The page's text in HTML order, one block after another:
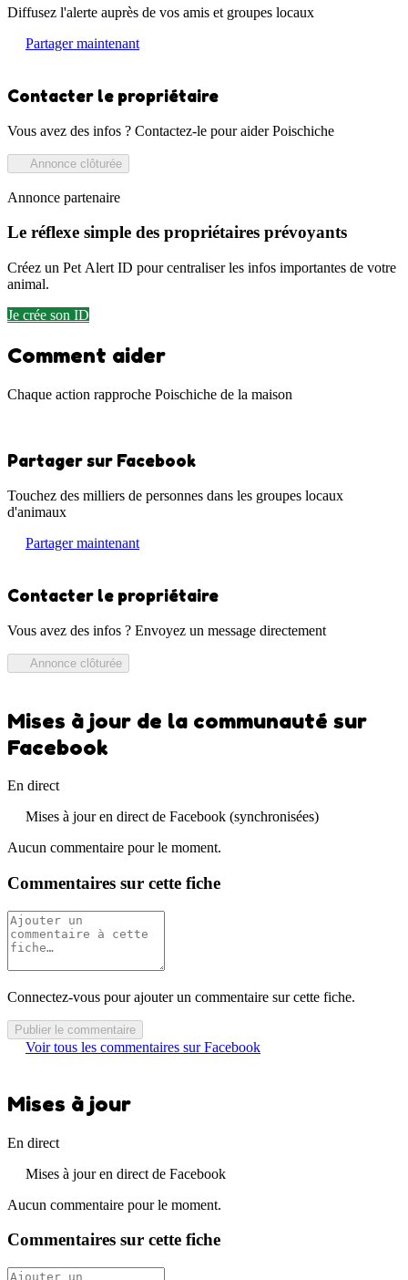
Diffusez l'alerte auprès de vos amis et groupes locaux
Partager maintenant
Contacter le propriétaire
Vous avez des infos ? Contactez-le pour aider Poischiche
Annonce clôturée
Annonce partenaire
Le réflexe simple des propriétaires prévoyants
Créez un Pet Alert ID pour centraliser les infos importantes de votre
animal.
Je crée son ID
Comment aider
Chaque action rapproche Poischiche de la maison
Partager sur Facebook
Touchez des milliers de personnes dans les groupes locaux
d'animaux
Partager maintenant
Contacter le propriétaire
Vous avez des infos ? Envoyez un message directement
Annonce clôturée
Mises à jour de la communauté sur
Facebook
En direct
Mises à jour en direct de Facebook (synchronisées)
Aucun commentaire pour le moment.
Commentaires sur cette fiche
Connectez-vous pour ajouter un commentaire sur cette fiche.
Publier le commentaire
Voir tous les commentaires sur Facebook
Mises à jour
En direct
Mises à jour en direct de Facebook
Aucun commentaire pour le moment.
Commentaires sur cette fiche